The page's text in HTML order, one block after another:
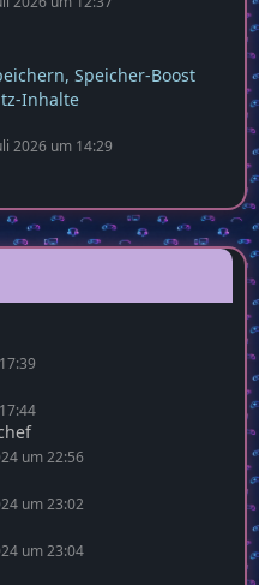
Speicher‑Boost
2026 um 14:29
um 22:56
um 23:02
um 23:04